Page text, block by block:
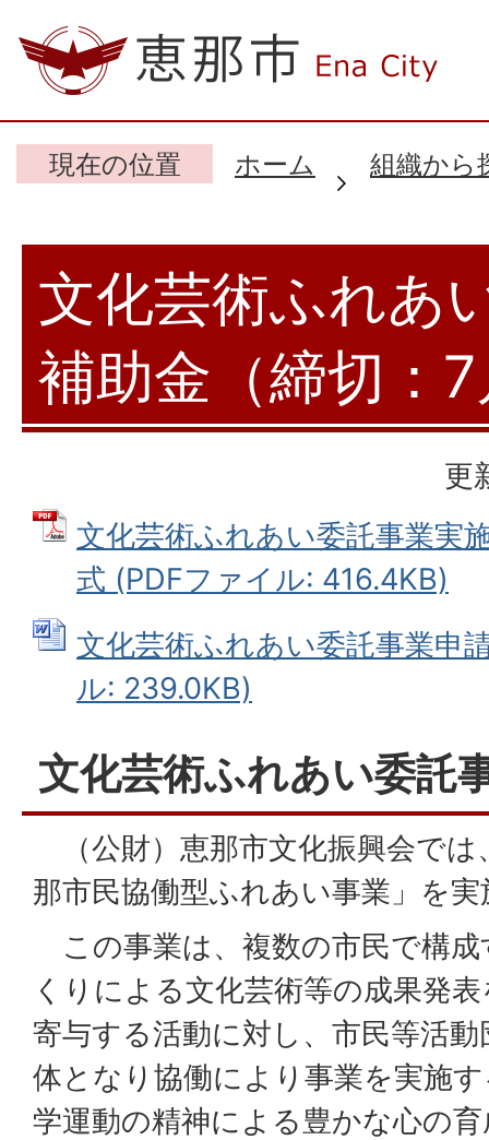
現在の位置 ホーム 組織から
文化芸術ふれあ
補助金（締切：
更
文化芸術ふれあい委託事業実
式 (PDFファイル: 416.4KB)
文化芸術ふれあい委託事業申
ル: 239.0KB)
文化芸術ふれあい委託
（公財）恵那市文化振興会では
那市民協働型ふれあい事業」を
この事業は、複数の市民で構
くりによる文化芸術等の成果発
寄与する活動に対し、市民等活
体となり協働により事業を実施
学運動の精神による豊かな心の